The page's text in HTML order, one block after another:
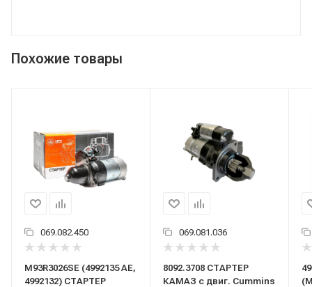
Похожие товары
069.082.450
М93R3026SE (4992135 АЕ,
4992132) СТАРТЕР
069.081.036
8092.3708 СТАРТЕР
КАМАЗ с двиг. Cummins